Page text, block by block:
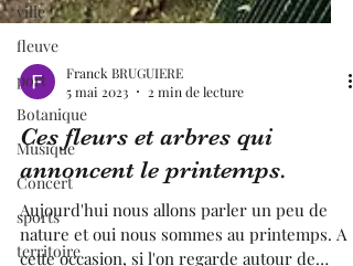
ville
fleuve
port
Botanique
Musique
Concert
sports
territoire
Franck BRUGUIERE
5 mai 2023
2 min de lecture
Ces fleurs et arbres qui
annoncent le printemps.